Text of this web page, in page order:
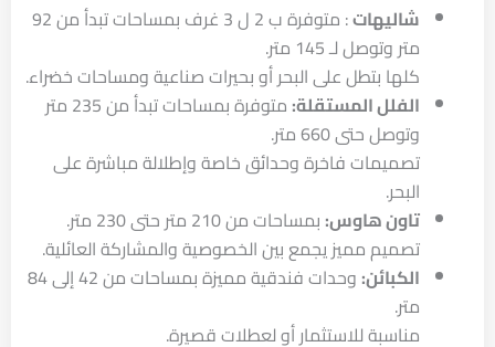
شاليهات
: متوفرة ب 2 ل 3 غرف بمساحات تبدأ من 92
متر وتوصل لـ 145 متر.
كلها بتطل على البحر أو بحيرات صناعية ومساحات خضراء.
الفلل المستقلة:
متوفرة بمساحات تبدأ من 235 متر
وتوصل حتى 660 متر.
تصميمات فاخرة وحدائق خاصة وإطلالة مباشرة على
البحر.
تاون هاوس: بمساحات من 210 متر حتى 230 متر.
تصميم مميز يجمع بين الخصوصية والمشاركة العائلية.
الكبائن:
وحدات فندقية مميزة بمساحات من 42 إلى 84
متر.
مناسبة للاستثمار أو لعطلات قصيرة.